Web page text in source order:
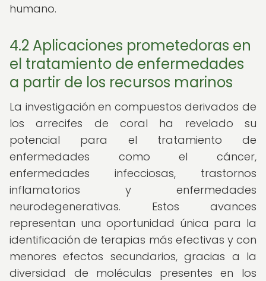
humano.
4.2 Aplicaciones prometedoras en
el tratamiento de enfermedades
a partir de los recursos marinos
La investigación en compuestos derivados de
los arrecifes de coral ha revelado su
potencial para el tratamiento de
enfermedades como el cáncer,
enfermedades infecciosas, trastornos
inflamatorios y enfermedades
neurodegenerativas. Estos avances
representan una oportunidad única para la
identificación de terapias más efectivas y con
menores efectos secundarios, gracias a la
diversidad de moléculas presentes en los